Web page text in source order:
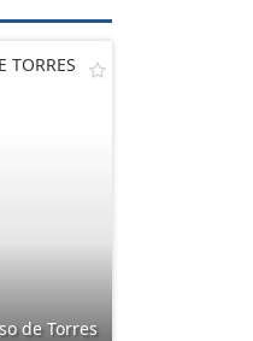
TORRES
de Torres